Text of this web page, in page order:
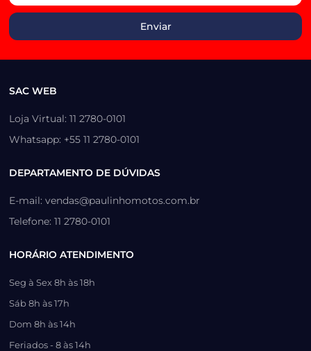
SAC WEB
Loja Virtual: 11 2780-0101
Whatsapp: +55 11 2780-0101
DEPARTAMENTO DE DÚVIDAS
E-mail: vendas@paulinhomotos.com.br
Telefone: 11 2780-0101
HORÁRIO ATENDIMENTO
Seg à Sex 8h às 18h
Sáb 8h às 17h
Dom 8h às 14h
Feriados - 8 às 14h